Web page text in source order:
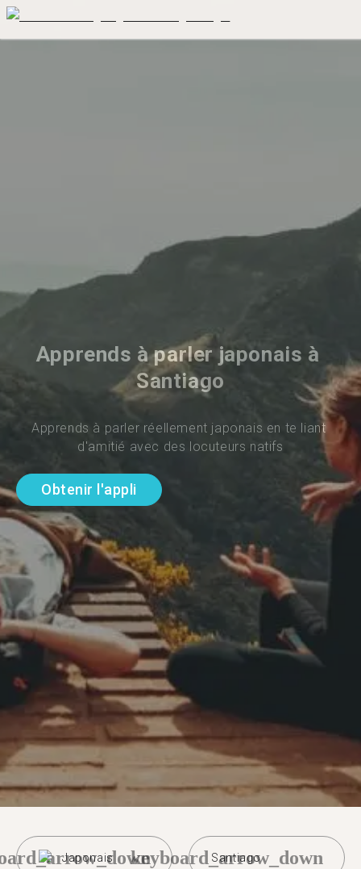
Apprends à parler japonais à
Santiago
Apprends à parler réellement japonais en te liant
d'amitié avec des locuteurs natifs
Obtenir l'appli
Japonais Santiago
keyboard_arrow_down